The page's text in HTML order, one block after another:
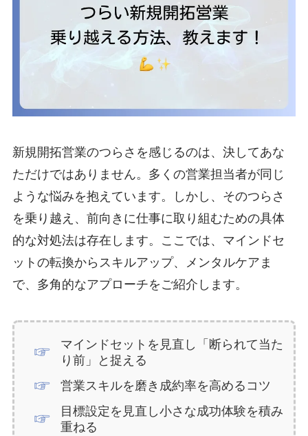
新規開拓営業のつらさを感じるのは、決してあな
ただけではありません。多くの営業担当者が同じ
ような悩みを抱えています。しかし、そのつらさ
を乗り越え、前向きに仕事に取り組むための具体
的な対処法は存在します。ここでは、マインドセ
ットの転換からスキルアップ、メンタルケアま
で、多角的なアプローチをご紹介します。
マインドセットを見直し「断られて当た
り前」と捉える
営業スキルを磨き成約率を高めるコツ
目標設定を見直し小さな成功体験を積み
重ねる